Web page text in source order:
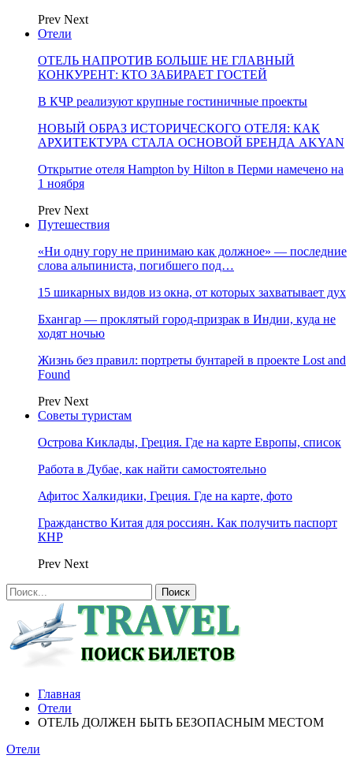
Prev Next
Отели
ОТЕЛЬ НАПРОТИВ БОЛЬШЕ НЕ ГЛАВНЫЙ
КОНКУРЕНТ: КТО ЗАБИРАЕТ ГОСТЕЙ
В КЧР реализуют крупные гостиничные проекты
НОВЫЙ ОБРАЗ ИСТОРИЧЕСКОГО ОТЕЛЯ: КАК
АРХИТЕКТУРА СТАЛА ОСНОВОЙ БРЕНДА AKYAN
Открытие отеля Hampton by Hilton в Перми намечено на
1 ноября
Prev Next
Путешествия
«Ни одну гору не принимаю как должное» — последние
слова альпиниста, погибшего под…
15 шикарных видов из окна, от которых захватывает дух
Бхангар — проклятый город-призрак в Индии, куда не
ходят ночью
Жизнь без правил: портреты бунтарей в проекте Lost and
Found
Prev Next
Советы туристам
Острова Киклады, Греция. Где на карте Европы, список
Работа в Дубае, как найти самостоятельно
Афитос Халкидики, Греция. Где на карте, фото
Гражданство Китая для россиян. Как получить паспорт
КНР
Prev Next
Главная
Отели
ОТЕЛЬ ДОЛЖЕН БЫТЬ БЕЗОПАСНЫМ МЕСТОМ
Отели